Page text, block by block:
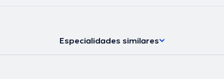
Especialidades similares